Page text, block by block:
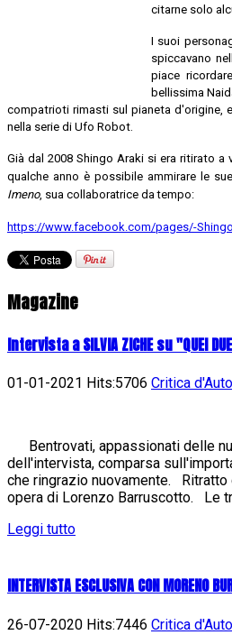
citarne solo
I suoi
spiccavano
piace
bellissima
compatrioti rimasti sul pianeta d'origine,
nella serie di Ufo Robot.
Già dal 2008 Shingo Araki si era ritirato
qualche anno è possibile ammirare le
Imeno, sua collaboratrice da tempo:
https://www.facebook.com/pages/-
Magazine
Intervista a SILVIA ZICHE su "QUEI
01-01-2021 Hits:5706 Critica
Bentrovati, appassionati delle
dell'intervista, comparsa
che ringrazio nuovamente. Ritratto
opera di Lorenzo Barruscotto. Le
Leggi tutto
INTERVISTA ESCLUSIVA CON
26-07-2020 Hits:7446 Critica